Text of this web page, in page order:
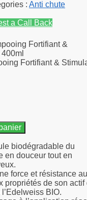
: Anti chute
a Call Back
Fortifiant &
biodégradable du
en douceur tout en
force et résistance
propriétés de son actif
BIO.